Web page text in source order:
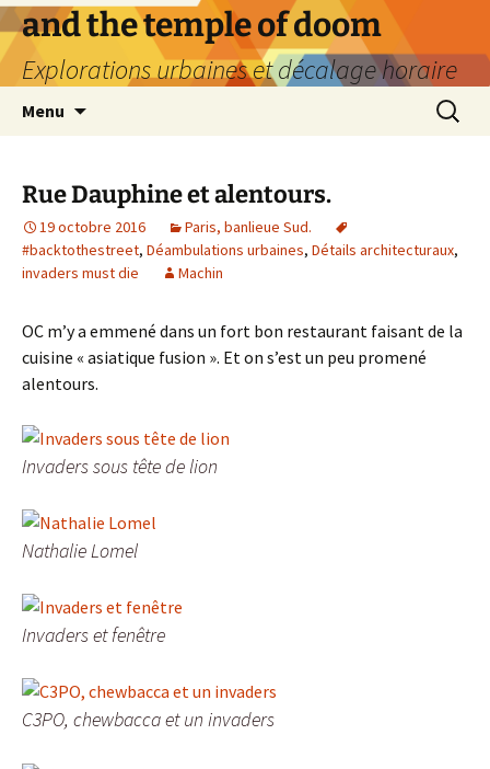
Aller
au
contenu
and the temple of doom
Explorations urbaines et décalage horaire
Menu
Rue Dauphine et alentours.
19 octobre 2016
Paris, banlieue Sud.
#backtothestreet, Déambulations urbaines, Détails architecturaux,
invaders must die
Machin
OC m’y a emmené dans un fort bon restaurant faisant de la
cuisine « asiatique fusion ». Et on s’est un peu promené
alentours.
Invaders sous tête de lion
Nathalie Lomel
Invaders et fenêtre
C3PO, chewbacca et un invaders